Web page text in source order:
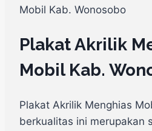
Mobil Kab. Wonosobo
Plakat Akrilik
Mobil Kab.
Plakat Akrilik Menghias
berkualitas ini merupakan